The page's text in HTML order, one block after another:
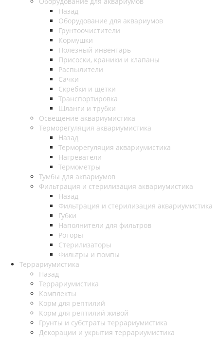
Назад
Оборудование для аквариумов
Грунтоочистители
Кормушки
Полезный инвентарь
Присоски, краники и клапаны
Распылители
Сачки
Скребки и щетки
Транспортировка
Шланги и трубки
Освещение аквариумистика
Терморегуляция аквариумистика
Назад
Терморегуляция аквариумистика
Нагреватели
Термометры
Тумбы для аквариумов
Фильтрация и стерилизация аквариумистика
Назад
Фильтрация и стерилизация аквариумистика
Губки
Наполнители для фильтров
Роторы
Стерилизаторы
Фильтры и помпы
Террариумистика
Назад
Террариумистика
Комплекты
Корм для рептилий
Корм для рептилий живой
Грунты и субстраты террариумистика
Декорации и укрытия террариумистика